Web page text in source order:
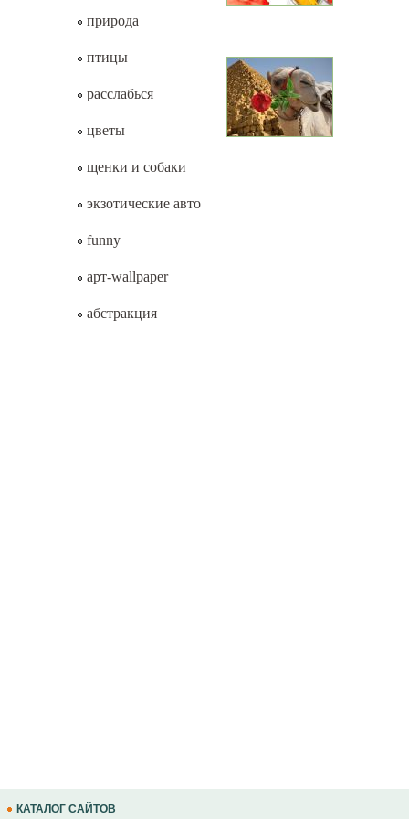
природа
птицы
расслабься
цветы
щенки и собаки
экзотические авто
funny
арт-wallpaper
абстракция
КАТАЛОГ САЙТОВ